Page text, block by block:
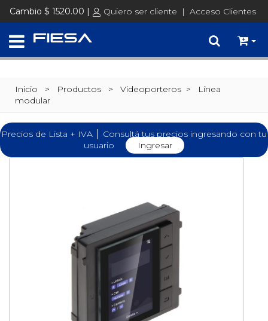
Cambio $ 1520.00 | Quiero ser cliente | Acceso Clientes
Inicio > Productos > Videoporteros >
Línea
modular
Precios de Lista + IVA │ Consultá tus precios ingresando con tu
usuario
Ingresar